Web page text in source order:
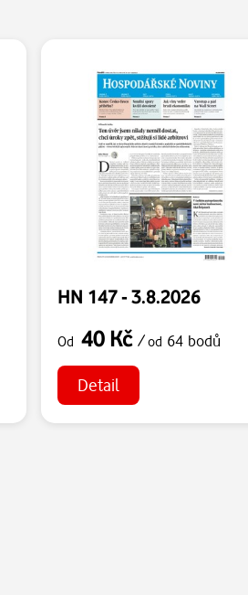
HN 147 - 3.8.2026
Od 40 Kč/od 64 bodů
Detail